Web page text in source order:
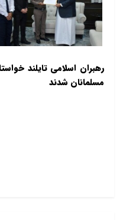
رهبران اسلامی تایلند
مسلمانان شدند